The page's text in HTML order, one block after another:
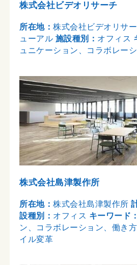
株式会社ビデオリサーチ
所在地：株式会社ビデオリサ
ューアル 施設種別： オフィス
ュニケーション、コラボレー
株式会社島津製作所
所在地：株式会社島津製作所
設種別： オフィス キーワード：
ン、コラボレーション、働き
イル変革